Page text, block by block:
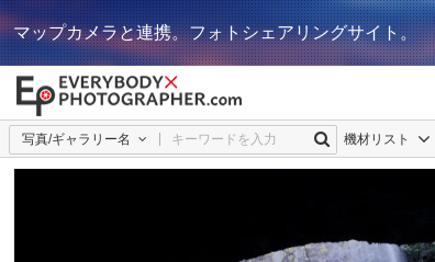
マップカメラと連携。フォトシェアリングサイト。
写真/ギャラリー名 機材リスト